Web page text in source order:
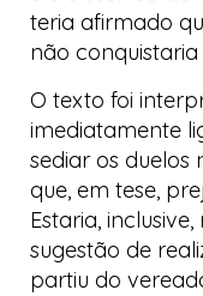
teria afirmado
não
O texto foi
imediatamente
sediar os duelos
que, em tese,
Estaria,
sugestão de
partiu do